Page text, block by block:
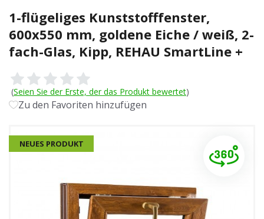
1-flügeliges Kunststofffenster,
600x550 mm, goldene Eiche / weiß, 2-
fach-Glas, Kipp, REHAU SmartLine +
(Seien Sie der Erste, der das Produkt bewertet)
Zu den Favoriten hinzufügen
NEUES PRODUKT